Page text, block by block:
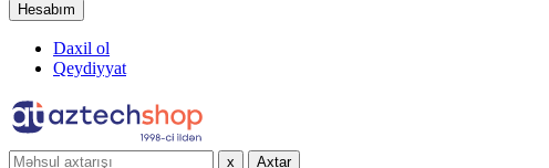
Hesabım
Daxil ol
Qeydiyyat
x Axtar